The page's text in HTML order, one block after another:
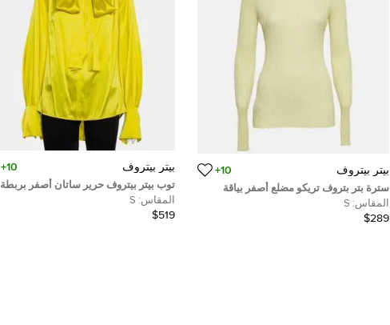
بيتر بيتروف 10+
سترة بتر بتروف تريكو مضلع أصفر بياقة
عالية مقاس صغير (سمول)
المقاس: S
$289
بيتر بيتروف 10+
توب بيتر بيتروف حرير ساتان أصفر بربطة
عنق ديرابيه ظهر مكشوف مقاس صغير -
سمول
المقاس: S
$519